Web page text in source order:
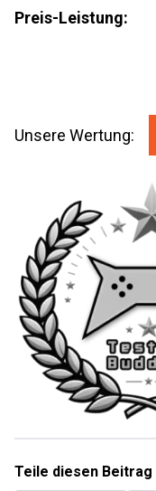
Preis-Leistung:
Unsere Wertung:
Teile diesen Beitrag